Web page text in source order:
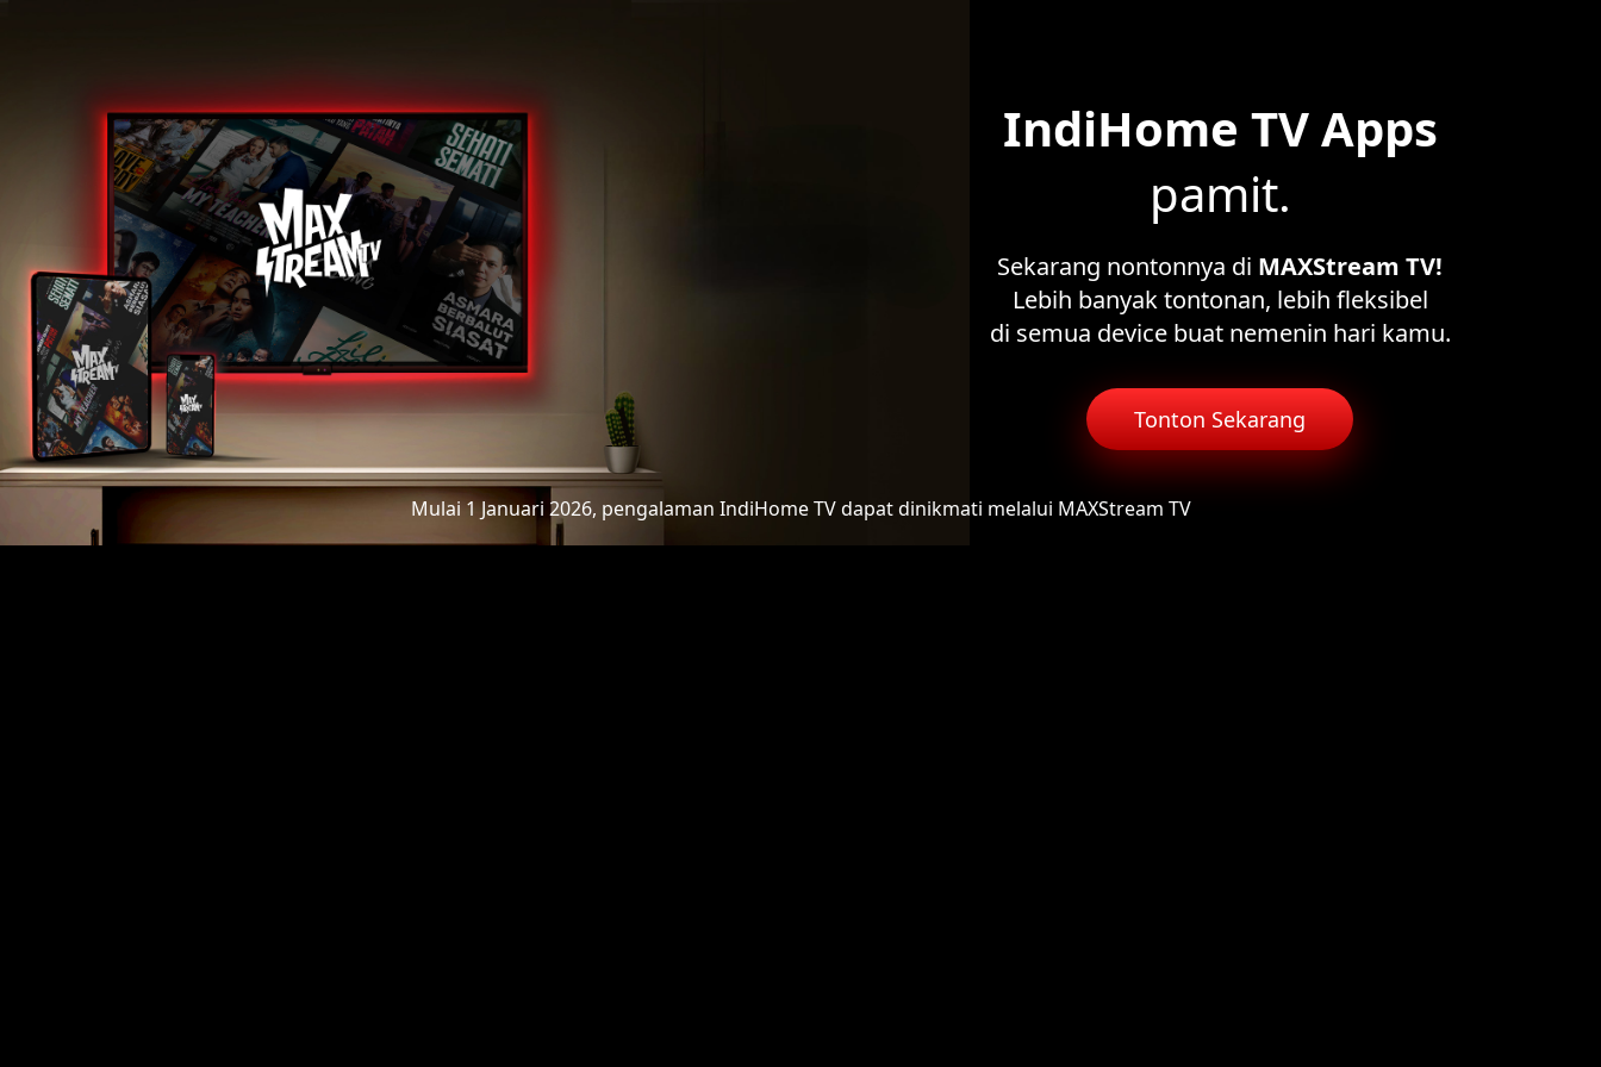
IndiHome TV Apps
pamit.
Sekarang nontonnya di MAXStream TV!
Lebih banyak tontonan, lebih fleksibel
di semua device buat nemenin hari kamu.
Tonton Sekarang
Mulai 1 Januari 2026, pengalaman IndiHome TVdapat dinikmati melalui MAXStream TV